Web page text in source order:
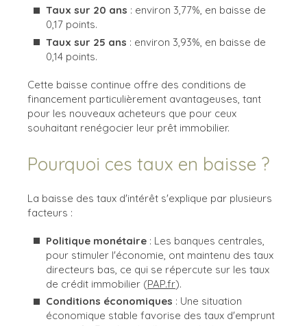
Taux sur 20 ans : environ 3,77%, en baisse de
0,17 points.
Taux sur 25 ans : environ 3,93%, en baisse de
0,14 points.
Cette baisse continue offre des conditions de
financement particulièrement avantageuses, tant
pour les nouveaux acheteurs que pour ceux
souhaitant renégocier leur prêt immobilier.
Pourquoi ces taux en baisse ?
La baisse des taux d'intérêt s'explique par plusieurs
facteurs :
Politique monétaire : Les banques centrales,
pour stimuler l'économie, ont maintenu des taux
directeurs bas, ce qui se répercute sur les taux
de crédit immobilier​ (PAP.fr)​.
Conditions économiques : Une situation
économique stable favorise des taux d'emprunt